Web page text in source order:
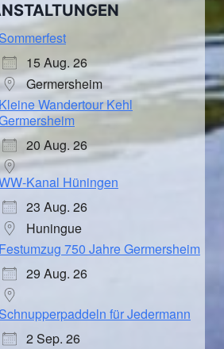
15 Aug. 26
Germersheim
Kleine Wandertour Kehl
20 Aug. 26
Kanal Hüningen
23 Aug. 26
Huningue
Festumzug 750 Jahre Germersheim
29 Aug. 26
Schnupperpaddeln für Jedermann
2 Sep. 26